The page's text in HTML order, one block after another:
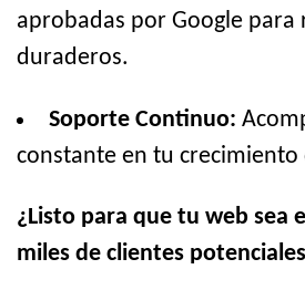
aprobadas por Google para
duraderos.
Soporte Continuo:
constante en tu crecimiento
¿Listo para que tu web sea
miles de clientes